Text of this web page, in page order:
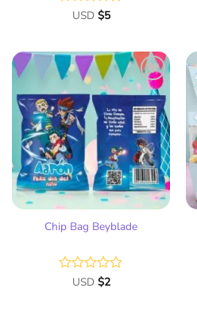
Valorado
de
5
USD $5
Añadir
a la
lista
de
deseos
Chip Bag Beyblade
Valorado
USD $2